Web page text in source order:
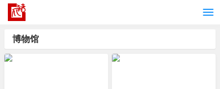
博物馆